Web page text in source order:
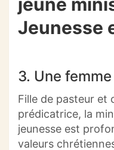
jeune
Jeunesse
3. Une
Fille de pasteur et
prédicatrice, la
jeunesse est
valeurs